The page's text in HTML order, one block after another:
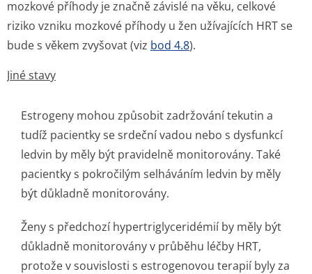
mozkové příhody je značně závislé na věku, celkové
riziko vzniku mozkové příhody u žen užívajících HRT se
bude s věkem zvyšovat (viz bod 4.8).
Jiné stavy
Estrogeny mohou způsobit zadržování tekutin a
tudíž pacientky se srdeční vadou nebo s dysfunkcí
ledvin by měly být pravidelně monitorovány. Také
pacientky s pokročilým selháváním ledvin by měly
být důkladně monitorovány.
Ženy s předchozí hypertriglyce­ridémií by měly být
důkladně monitorovány v průběhu léčby HRT,
protože v souvislosti s estrogenovou terapií byly za